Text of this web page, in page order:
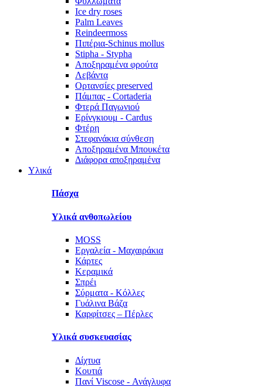
Ice dry roses
Palm Leaves
Reindeermoss
Πιπέρια-Schinus mollus
Stipha - Stypha
Αποξηραμένα φρούτα
Λεβάντα
Ορτανσίες preserved
Πάμπας - Cortaderia
Φτερά Παγωνιού
Ερίνγκιουμ - Cardus
Φτέρη
Στεφανάκια σύνθεση
Αποξηραμένα Μπουκέτα
Διάφορα αποξηραμένα
Υλικά
Πάσχα
Υλικά ανθοπωλείου
MOSS
Εργαλεία - Μαχαιράκια
Κάρτες
Κεραμικά
Σπρέι
Σύρματα - Κόλλες
Γυάλινα Βάζα
Καρφίτσες – Πέρλες
Υλικά συσκευασίας
Δίχτυα
Κουτιά
Πανί Viscose - Ανάγλυφα